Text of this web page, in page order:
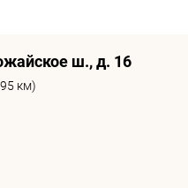
ш., д. 16
км)